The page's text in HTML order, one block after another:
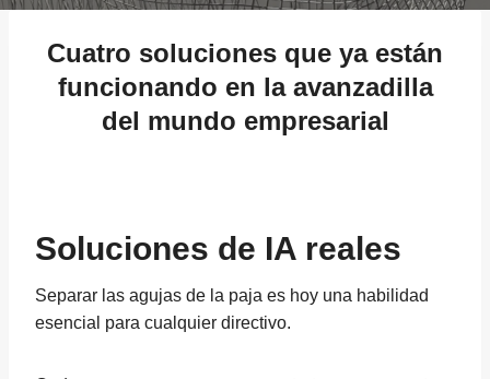
Cuatro soluciones que ya están
funcionando en la avanzadilla
del mundo empresarial
Soluciones de IA reales
Separar las agujas de la paja es hoy una habilidad
esencial para cualquier directivo.